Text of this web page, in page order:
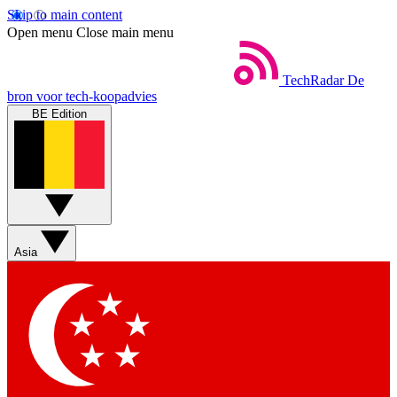
Skip to main content
Open menu Close main menu
TechRadar De
bron voor tech-koopadvies
BE Edition
Asia